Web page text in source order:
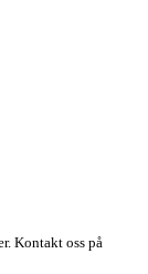
Kontakt oss på